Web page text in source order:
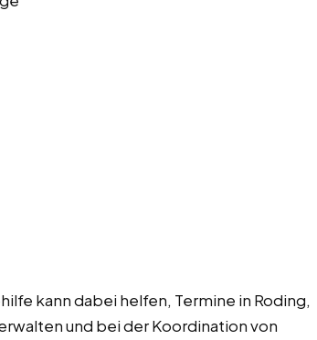
kann dabei helfen, Termine in Roding,
und bei der Koordination von